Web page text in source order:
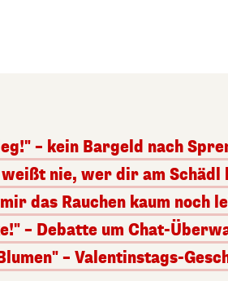
– kein Bargeld nach
nie, wer dir am Schädl
das Rauchen kaum noch
– Debatte um Chat-
– Valentinstags-